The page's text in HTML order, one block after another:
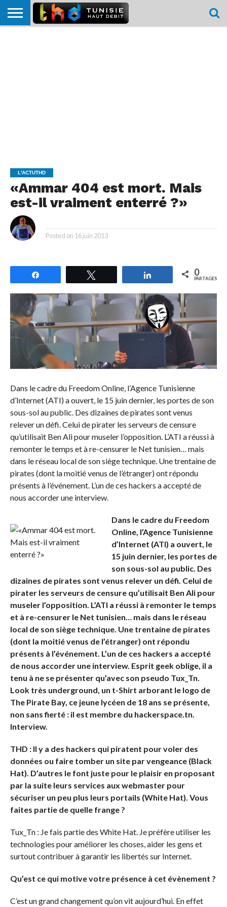
L'ACTUTHD
«Ammar 404 est mort. Mais
est-il vraiment enterré ?»
Posted on 16 juin 2013
Partagez 0
PARTAGES
Dans le cadre du Freedom Online, l’Agence Tunisienne
d’Internet (ATI) a ouvert, le 15 juin dernier, les portes de son
sous-sol au public. Des dizaines de pirates sont venus
relever un défi. Celui de pirater les serveurs de censure
qu’utilisait Ben Ali pour museler l’opposition. L’ATI a réussi à
remonter le temps et à re-censurer le Net tunisien… mais
dans le réseau local de son siège technique. Une trentaine de
pirates (dont la moitié venus de l’étranger) ont répondu
présents à l’événement. L’un de ces hackers a accepté de
nous accorder une interview.
Dans le cadre du Freedom
Online, l’Agence Tunisienne
d’Internet (ATI) a ouvert, le
15 juin dernier, les portes de
son sous-sol au public. Des
dizaines de pirates sont venus relever un défi. Celui de
pirater les serveurs de censure qu’utilisait Ben Ali pour
museler l’opposition. L’ATI a réussi à remonter le temps
et à re-censurer le Net tunisien… mais dans le réseau
local de son siège technique. Une trentaine de pirates
(dont la moitié venus de l’étranger) ont répondu
présents à l’événement. L’un de ces hackers a accepté
de nous accorder une interview. Esprit geek oblige, il a
tenu à ne se présenter qu’avec son pseudo Tux_Tn.
Look très underground, un t-Shirt arborant le logo de
The Pirate Bay, ce jeune lycéen de 18 ans se présente,
non sans fierté : il est membre du hackerspace.tn.
Interview.
THD : Il y a des hackers qui piratent pour voler des
données ou faire tomber un site par vengeance (Black
Hat). D’autres le font juste pour le plaisir en proposant
par la suite leurs services aux webmaster pour
sécuriser un peu plus leurs portails (White Hat). Vous
faites partie de quelle frange ?
Tux_Tn : Je fais partie des White Hat. Je préfère utiliser les
technologies pour améliorer les choses, aider les gens et
surtout contribuer à garantir les libertés sur Internet.
Qu’est ce qui motive votre présence à cet évènement ?
C’est un grand changement qu’on vit aujourd’hui. En effet